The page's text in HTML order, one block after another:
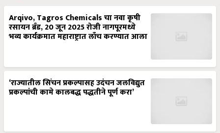
Arqivo, Tagros Chemicals चा नवा कृषी
रसायन ब्रँड, 20 जून 2025 रोजी नागपूरमध्ये
भव्य कार्यक्रमात महाराष्ट्रात लाँच करण्यात आला
‘राज्यातील सिंचन प्रकल्पासह उदंचन जलविद्युत
प्रकल्पांची कामे कालबद्ध पद्धतीने पूर्ण करा’